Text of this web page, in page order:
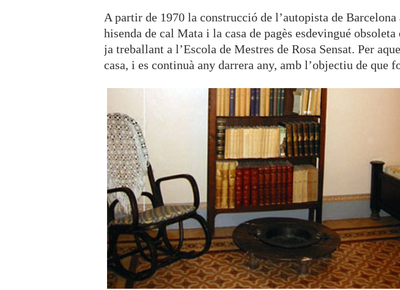
A partir de 1970 la construcció de l’autopista de
hisenda de cal Mata i la casa de pagès esdevingué
ja treballant a l’Escola de Mestres de Rosa Sensat. Per
casa, i es continuà any darrera any, amb l’objectiu de